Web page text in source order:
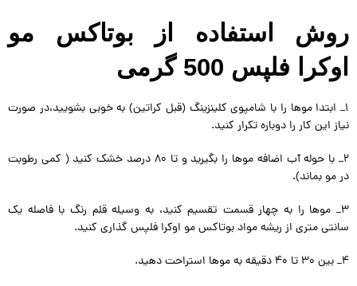
روش استفاده از بوتاکس مو
اوکرا فلپس 500 گرمی
۱_ ابتدا موها را با شامپوی کلینزینگ (قبل کراتین) به خوبی بشویید،در صورت
نیاز این کار را دوباره تکرار کنید.
۲_ با حوله آب اضافه موها را بگیرید و تا 80 درصد خشک کنید ( کمی رطوبت
در مو بماند).
۳_ موها را به چهار قسمت تقسیم کنید، به وسیله قلم رنگ با فاصله یک
سانتی متری از ریشه مواد بوتاکس مو اوکرا فلپس گذاری کنید.
۴_ بین ۳۰ تا ۴۰ دقیقه به موها استراحت دهید.